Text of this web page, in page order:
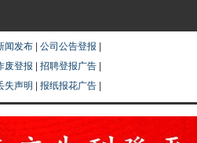
闻发布 公司公告登报
废登报 招聘登报广告
失声明 报纸报花广告